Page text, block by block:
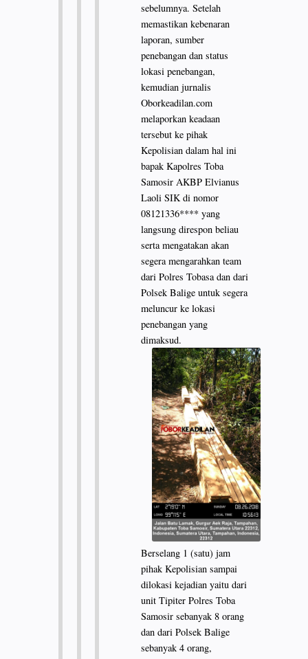
sebelumnya. Setelah
memastikan kebenaran
laporan, sumber
penebangan dan status
lokasi penebangan,
kemudian jurnalis
Oborkeadilan.com
melaporkan keadaan
tersebut ke pihak
Kepolisian dalam hal ini
bapak Kapolres Toba
Samosir AKBP Elvianus
Laoli SIK di nomor
08121336**** yang
langsung direspon beliau
serta mengatakan akan
segera mengarahkan team
dari Polres Tobasa dan dari
Polsek Balige untuk segera
meluncur ke lokasi
penebangan yang
dimaksud.
Berselang 1 (satu) jam
pihak Kepolisian sampai
dilokasi kejadian yaitu dari
unit Tipiter Polres Toba
Samosir sebanyak 8 orang
dan dari Polsek Balige
sebanyak 4 orang,